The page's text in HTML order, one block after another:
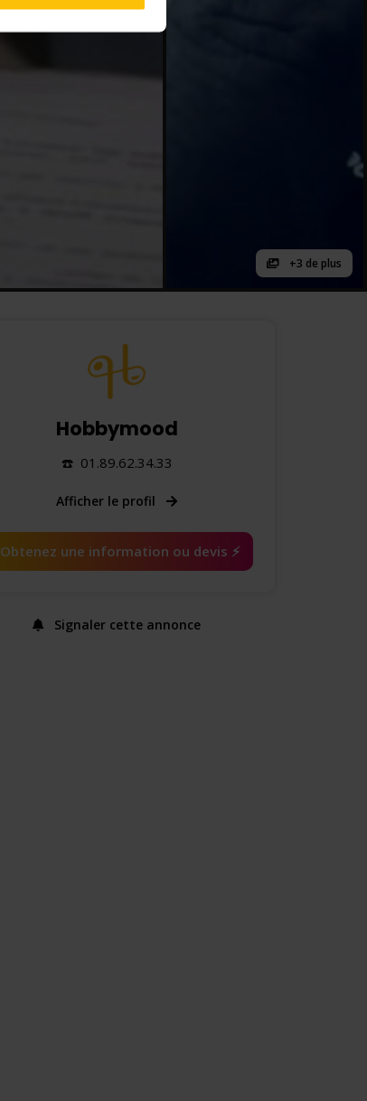
+3 de plus
Hobbymood
☎️ 01.89.62.34.33
Afficher le profil
Obtenez une information ou devis ⚡️
Signaler cette annonce